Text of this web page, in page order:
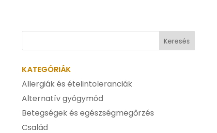
KATEGÓRIÁK
Allergiák és ételintoleranciák
Alternatív gyógymód
Betegségek és egészségmegőrzés
Család